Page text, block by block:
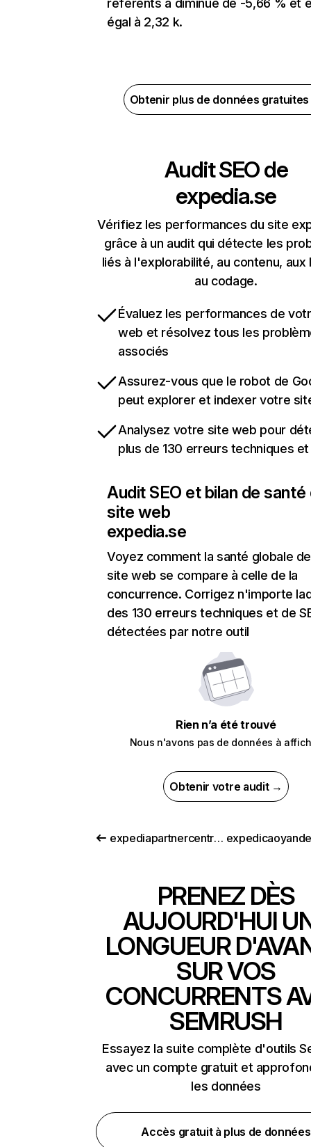
référents a diminué de -5,66 % et
égal à 2,32 k.
Obtenir plus de données
Audit SEO de
expedia.se
Vérifiez les performances du site
grâce à un audit qui détecte les
liés à l'explorabilité, au contenu, aux
au codage.
Évaluez les performances de
web et résolvez tous les
associés
Assurez-vous que le robot de
peut explorer et indexer votre
Analysez votre site web pour
plus de 130 erreurs techniques et
Audit SEO et bilan de santé
site web
expedia.se
Voyez comment la santé globale
site web se compare à celle de la
concurrence. Corrigez n'importe
des 130 erreurs techniques et de
détectées par notre outil
Rien n’a été trouvé
Nous n'avons pas de données à
Obtenir votre audit →
expediapartnercentral.com
PRENEZ DÈS
AUJOURD'HUI
LONGUEUR
SUR VOS
CONCURRENTS
SEMRUSH
Essayez la suite complète d'outils
avec un compte gratuit et
les données
Accès gratuit à plus de données